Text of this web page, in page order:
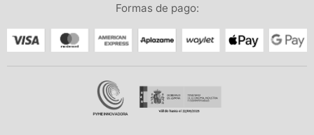
Formas de pago: